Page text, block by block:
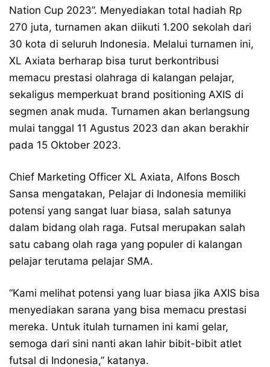
Nation Cup 2023”. Menyediakan total hadiah Rp
270 juta, turnamen akan diikuti 1.200 sekolah dari
30 kota di seluruh Indonesia. Melalui turnamen ini,
XL Axiata berharap bisa turut berkontribusi
memacu prestasi olahraga di kalangan pelajar,
sekaligus memperkuat brand positioning AXIS di
segmen anak muda. Turnamen akan berlangsung
mulai tanggal 11 Agustus 2023 dan akan berakhir
pada 15 Oktober 2023.
Chief Marketing Officer XL Axiata, Alfons Bosch
Sansa mengatakan, Pelajar di Indonesia memiliki
potensi yang sangat luar biasa, salah satunya
dalam bidang olah raga. Futsal merupakan salah
satu cabang olah raga yang populer di kalangan
pelajar terutama pelajar SMA.
“Kami melihat potensi yang luar biasa jika AXIS bisa
menyediakan sarana yang bisa memacu prestasi
mereka. Untuk itulah turnamen ini kami gelar,
semoga dari sini nanti akan lahir bibit-bibit atlet
futsal di Indonesia,” katanya.